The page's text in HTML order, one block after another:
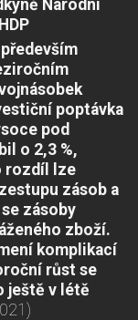
Národní
ředevším
čním
ásobek
ční poptávka
pod
o 2,3 %,
rozd í l lze
zásob a
zásoby
áženého zboží.
í komplikací
ční růst se
ještě v étě